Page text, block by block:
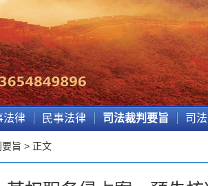
法律 民事法律 司法裁判要旨 司
旨 > 正文